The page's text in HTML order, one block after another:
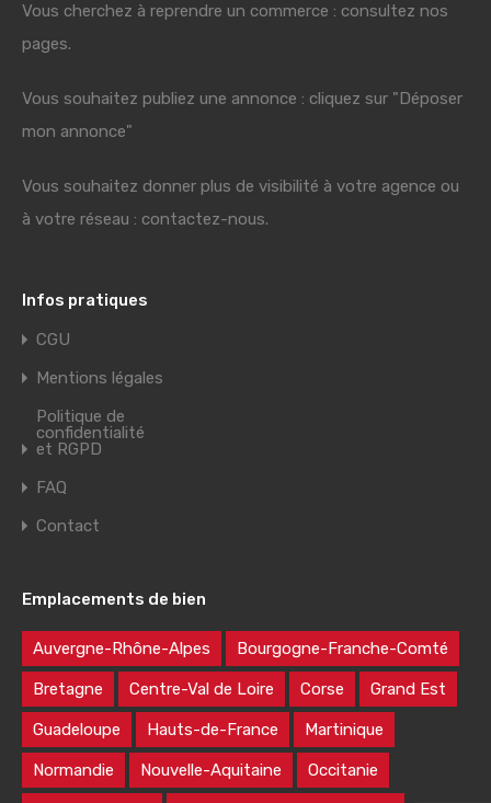
Vous cherchez à reprendre un commerce : consultez nos
pages.
Vous souhaitez publiez une annonce : cliquez sur "Déposer
mon annonce"
Vous souhaitez donner plus de visibilité à votre agence ou
à votre réseau : contactez-nous.
Infos pratiques
CGU
Mentions légales
Politique de
confidentialité
et RGPD
FAQ
Contact
Emplacements de bien
Auvergne-Rhône-Alpes Bourgogne-Franche-Comté
Bretagne Centre-Val de Loire Corse Grand Est
Guadeloupe Hauts-de-France Martinique
Normandie Nouvelle-Aquitaine Occitanie